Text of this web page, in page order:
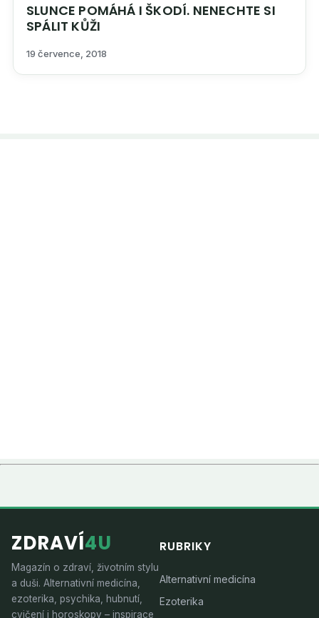
SLUNCE POMÁHÁ I ŠKODÍ. NENECHTE SI
SPÁLIT KŮŽI
19 července, 2018
ZDRAVÍ4U
Magazín o zdraví, životním stylu
a duši. Alternativní medicína,
ezoterika, psychika, hubnutí,
cvičení i horoskopy – inspirace
RUBRIKY
Alternativní medicína
Ezoterika